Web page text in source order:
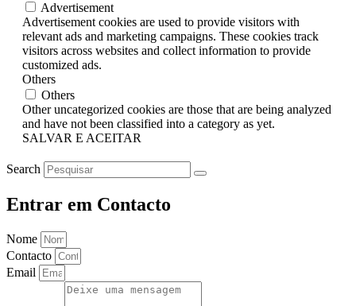
Advertisement
Advertisement cookies are used to provide visitors with
relevant ads and marketing campaigns. These cookies track
visitors across websites and collect information to provide
customized ads.
Others
Others
Other uncategorized cookies are those that are being analyzed
and have not been classified into a category as yet.
SALVAR E ACEITAR
Search
Entrar em Contacto
Nome
Contacto
Email